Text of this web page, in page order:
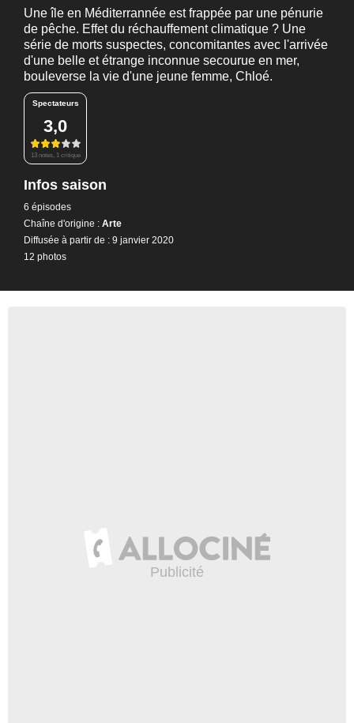
Une île en Méditerrannée est frappée par une pénurie
de pêche. Effet du réchauffement climatique ? Une
série de morts suspectes, concomitantes avec l'arrivée
d'une belle et étrange inconnue secourue en mer,
bouleverse la vie d'une jeune femme, Chloé.
Spectateurs
3,0
13 notes, 1 critique
Infos saison
6 épisodes
Chaîne d'origine : Arte
Diffusée à partir de : 9 janvier 2020
12 photos